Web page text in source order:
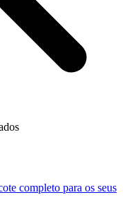
completo para os seus